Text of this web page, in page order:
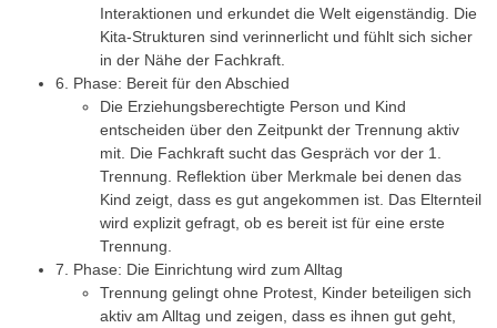
Interaktionen und erkundet die Welt eigenständig. Die
Kita-Strukturen sind verinnerlicht und fühlt sich sicher
in der Nähe der Fachkraft.
6. Phase: Bereit für den Abschied
Die Erziehungsberechtigte Person und Kind
entscheiden über den Zeitpunkt der Trennung aktiv
mit. Die Fachkraft sucht das Gespräch vor der 1.
Trennung. Reflektion über Merkmale bei denen das
Kind zeigt, dass es gut angekommen ist. Das Elternteil
wird explizit gefragt, ob es bereit ist für eine erste
Trennung.
7. Phase: Die Einrichtung wird zum Alltag
Trennung gelingt ohne Protest, Kinder beteiligen sich
aktiv am Alltag und zeigen, dass es ihnen gut geht,